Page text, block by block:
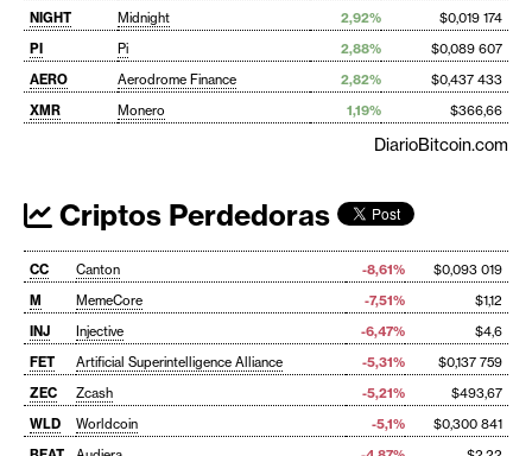
NIGHT
Midnight 2,92%
$0,019 174
PI
Pi 2,88%
$0,089 607
AERO
Aerodrome Finance 2,82%
$0,437 433
XMR
Monero 1,19% $366,66
DiarioBitcoin.com
Criptos Perdedoras
CC Canton -8,61%
$0,093 019
M
MemeCore -7,51%
$1,12
INJ
Injective -6,47%
$4,6
FET
Artificial Superintelligence Alliance -5,31%
$0,137 759
ZEC
Zcash -5,21%
$493,67
WLD
Worldcoin -5,1%
$0,300 841